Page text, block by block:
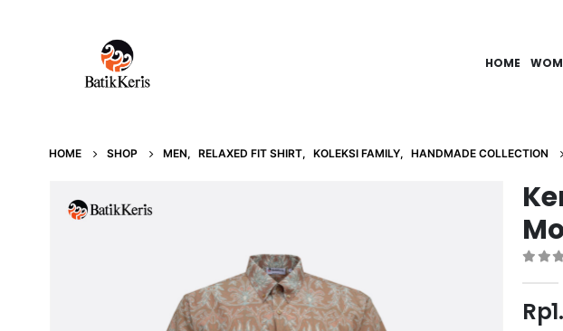
HOME
HOME SHOP MEN, RELAXED FIT SHIRT, KOLEKSI FAMILY, HANDMADE COLLECTION
Rp